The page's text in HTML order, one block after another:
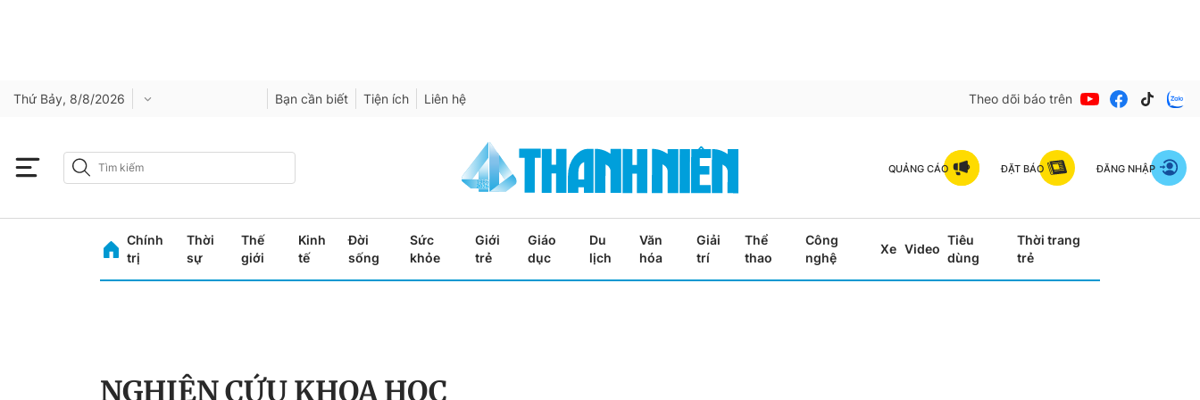
Thứ Bảy, 8/8/2026 Bạn cần biết Tiện ích Liên hệ Theo dõi báo trên
QUẢNG CÁO ĐẶT BÁO ĐĂNG NHẬP
Chính
trị
Thời
sự
Thế
giới
Kinh
tế
Đời
sống
Sức
khỏe
Giới
trẻ
Giáo
dục
Du
lịch
Văn
hóa
Giải
trí
Thể
thao
Công
nghệ
Xe Video
Tiêu
dùng
Thời trang
trẻ
NGHIÊN CỨU KHOA HỌC